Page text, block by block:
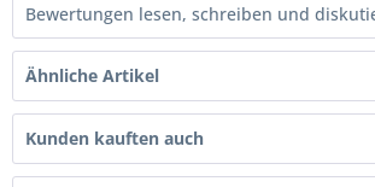
Bewertungen lesen, schreiben und
Ähnliche Artikel
Kunden kauften auch